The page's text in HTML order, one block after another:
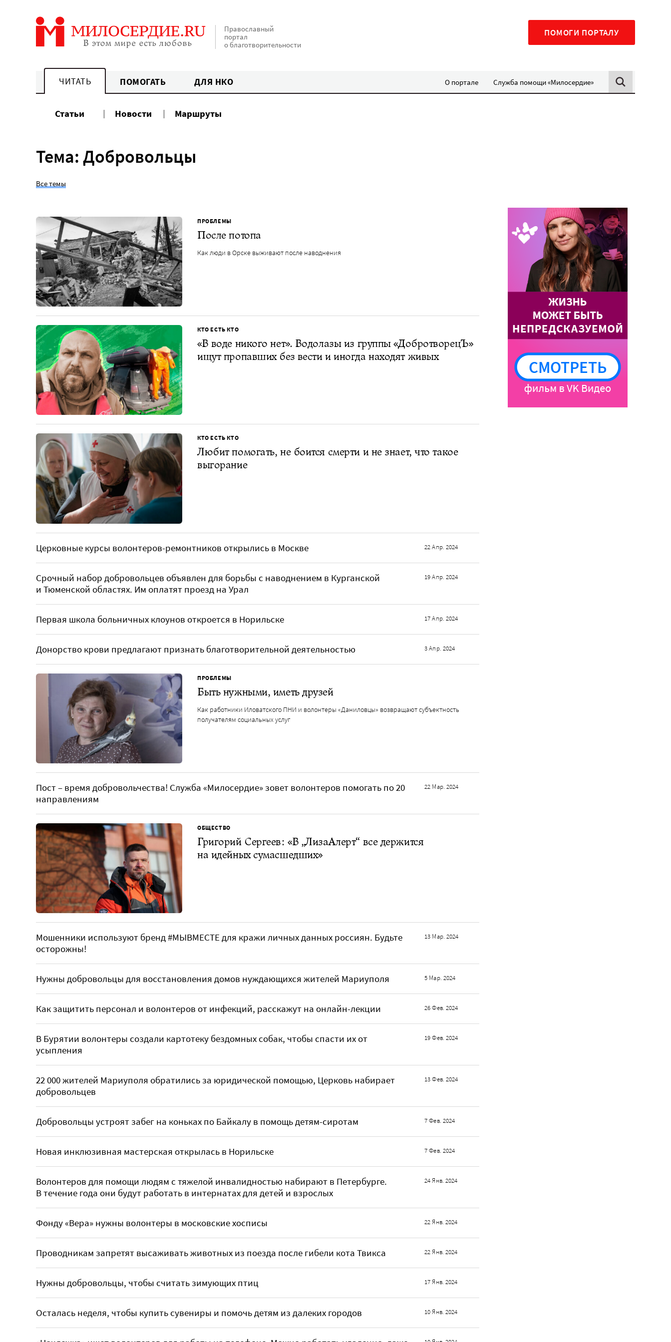
Православный
портал
о благотворительности
ПОМОГИ ПОРТАЛУ
ЧИТАТЬ ПОМОГАТЬ ДЛЯ НКО О портале Служба помощи «Милосердие»
Статьи Новости Маршруты
Тема: Добровольцы
Все темы
ПРОБЛЕМЫ
После потопа
Как люди в Орске выживают после наводнения
КТО ЕСТЬ КТО
«В воде никого нет». Водолазы из группы «ДобротворецЪ»
ищут пропавших без вести и иногда находят живых
КТО ЕСТЬ КТО
Любит помогать, не боится смерти и не знает, что такое
выгорание
Церковные курсы волонтеров-ремонтников открылись в Москве 22 Апр. 2024
Срочный набор добровольцев объявлен для борьбы с наводнением в Курганской
и Тюменской областях. Им оплатят проезд на Урал
19 Апр. 2024
Первая школа больничных клоунов откроется в Норильске 17 Апр. 2024
Донорство крови предлагают признать благотворительной деятельностью 3 Апр. 2024
ПРОБЛЕМЫ
Быть нужными, иметь друзей
Как работники Иловатского ПНИ и волонтеры «Даниловцы» возвращают субъектность
получателям социальных услуг
Пост – время добровольчества! Служба «Милосердие» зовет волонтеров помогать по 20
направлениям
22 Мар. 2024
ОБЩЕСТВО
Григорий Сергеев: «В „ЛизаАлерт“ все держится
на идейных сумасшедших»
Мошенники используют бренд #МЫВМЕСТЕ для кражи личных данных россиян. Будьте
осторожны!
13 Мар. 2024
Нужны добровольцы для восстановления домов нуждающихся жителей Мариуполя 5 Мар. 2024
Как защитить персонал и волонтеров от инфекций, расскажут на онлайн-лекции 26 Фев. 2024
В Бурятии волонтеры создали картотеку бездомных собак, чтобы спасти их от
усыпления
19 Фев. 2024
22 000 жителей Мариуполя обратились за юридической помощью, Церковь набирает
добровольцев
13 Фев. 2024
Добровольцы устроят забег на коньках по Байкалу в помощь детям-сиротам 7 Фев. 2024
Новая инклюзивная мастерская открылась в Норильске 7 Фев. 2024
Волонтеров для помощи людям с тяжелой инвалидностью набирают в Петербурге.
В течение года они будут работать в интернатах для детей и взрослых
24 Янв. 2024
Фонду «Вера» нужны волонтеры в московские хосписы 22 Янв. 2024
Проводникам запретят высаживать животных из поезда после гибели кота Твикса 22 Янв. 2024
Нужны добровольцы, чтобы считать зимующих птиц 17 Янв. 2024
Осталась неделя, чтобы купить сувениры и помочь детям из далеких городов 10 Янв. 2024